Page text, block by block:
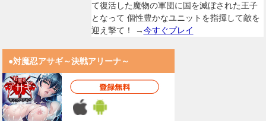
て復活した魔物の軍団に国を滅ぼされた王子
となって 個性豊かなユニットを指揮して敵を
迎え撃て！ →今すぐプレイ
●対魔忍アサギ～決戦アリーナ～